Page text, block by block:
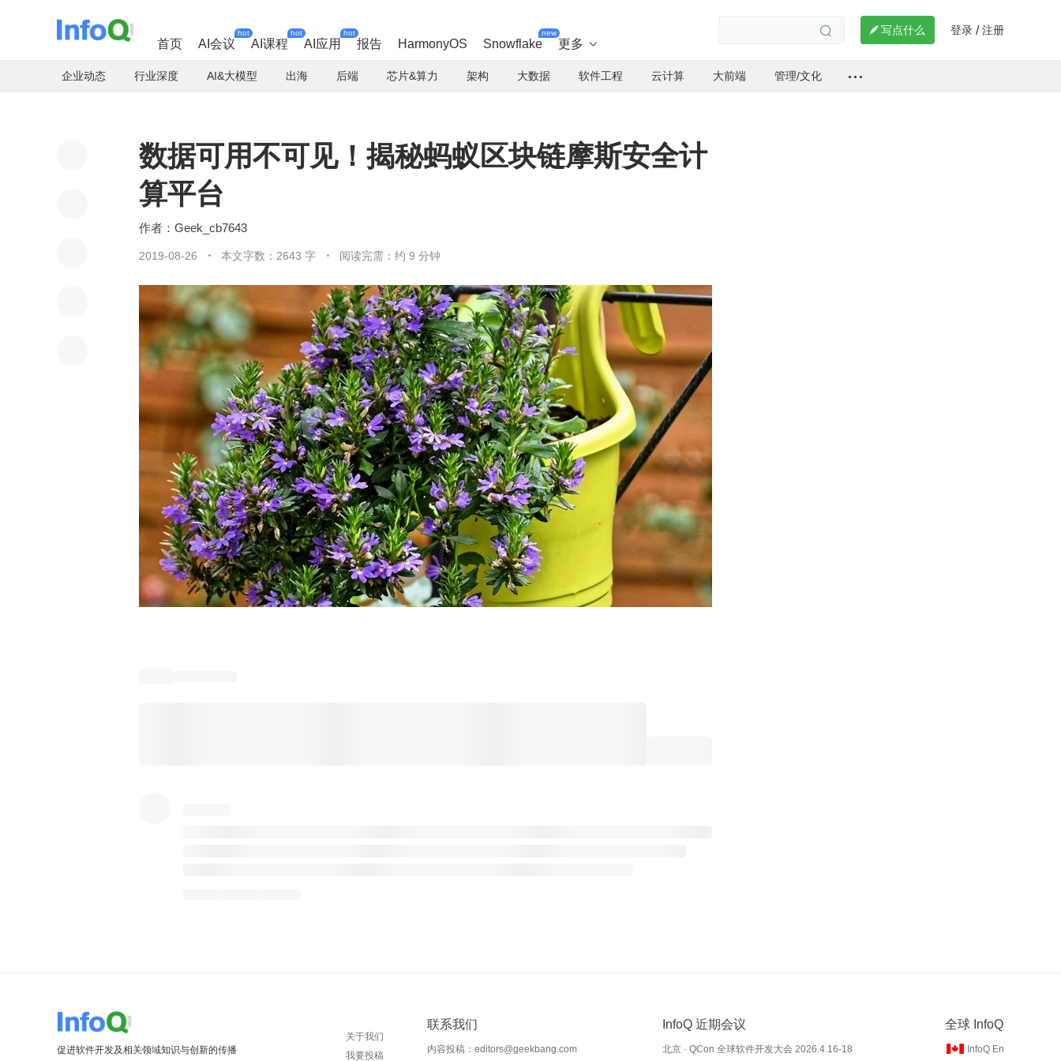
首页 AI会议
hot
AI课程
hot
AI应用
hot
报告 HarmonyOS Snowflake
new
更多 
  写点什么 登录 / 注册
企业动态 行业深度 AI&大模型 出海 后端 芯片&算力 架构 大数据 软件工程 云计算 大前端 管理/文化
数据可用不可见！揭秘蚂蚁区块链摩斯安全计
算平台
Geek_cb7643
2019-08-26 本文字数：2643 字 阅读完需：约 9 分钟
促进软件开发及相关领域知识与创新的传播
关于我们
我要投稿
联系我们
内容投稿：editors@geekbang.com
InfoQ 近期会议
北京 · QCon 全球软件开发大会 2026.4.16-18
全球 InfoQ
InfoQ En